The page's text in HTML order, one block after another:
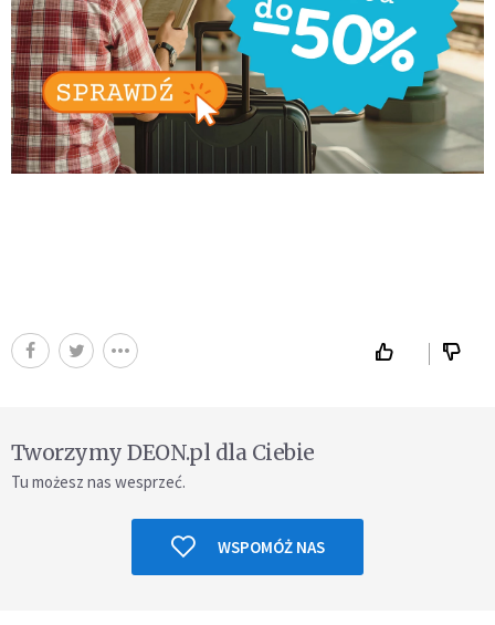
Tworzymy DEON.pl dla Ciebie
Tu możesz nas wesprzeć.
WSPOMÓŻ NAS